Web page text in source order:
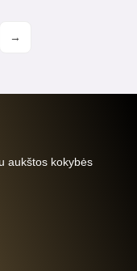
→
aukštos kokybės